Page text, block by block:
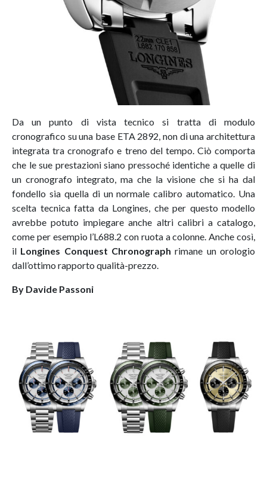
Da un punto di vista tecnico si tratta di modulo
cronografico su una base ETA 2892, non di una architettura
integrata tra cronografo e treno del tempo. Ciò comporta
che le sue prestazioni siano pressoché identiche a quelle di
un cronografo integrato, ma che la visione che si ha dal
fondello sia quella di un normale calibro automatico. Una
scelta tecnica fatta da Longines, che per questo modello
avrebbe potuto impiegare anche altri calibri a catalogo,
come per esempio l’L688.2 con ruota a colonne. Anche così,
il Longines Conquest Chronograph rimane un orologio
dall’ottimo rapporto qualità-prezzo.
By Davide Passoni